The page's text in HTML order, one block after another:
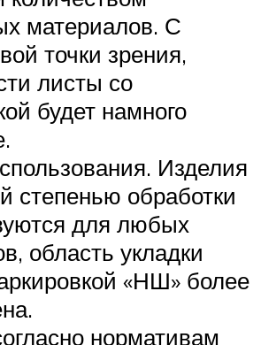
материалов. С
точки зрения,
листы со
будет намного
Изделия
степенью обработки
для любых
область укладки
«НШ» более
нормативам